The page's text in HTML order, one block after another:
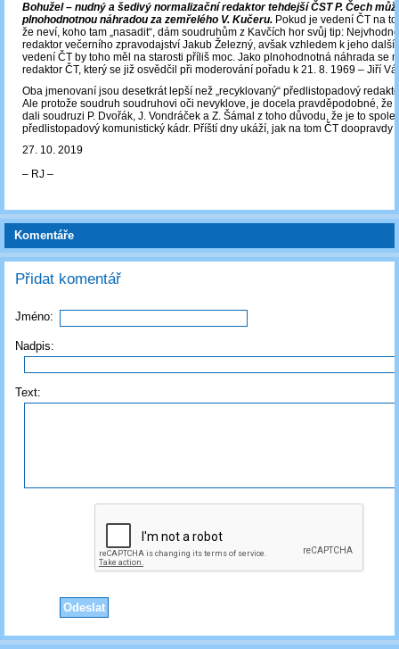
Bohužel – nudný a šedivý normalizační redaktor tehdejší ČST P. Čech
plnohodnotnou náhradou za zemřelého V. Kučeru. Pokud je vedení ČT na
že neví, koho tam „nasadit“, dám soudruhům z Kavčích hor svůj tip:
redaktor večerního zpravodajství Jakub Železný, avšak vzhledem k jeho
vedení ČT by toho měl na starosti příliš moc. Jako plnohodnotná náhrada se
redaktor ČT, který se již osvědčil při moderování pořadu k 21. 8. 1969 – Jiří
Oba jmenovaní jsou desetkrát lepší než „recyklovaný“ předlistopadový
Ale protože soudruh soudruhovi oči nevyklove, je docela pravděpodobné, že
dali soudruzi P. Dvořák, J. Vondráček a Z. Šámal z toho důvodu, že je to
předlistopadový komunistický kádr. Příští dny ukáží, jak na tom ČT doopravdy
27. 10. 2019
‒ RJ ‒
Komentáře
Přidat komentář
Jméno:
Nadpis:
Text: